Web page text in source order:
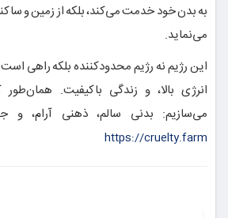
به بدن خود خدمت می‌کند، بلکه از زمین و
می‌نماید.
این رژیم نه رژیم محدودکننده بلکه راهی
انرژی بالا، و زندگی باکیفیت.
می‌سازیم: بدنی سالم، ذهنی آرام، و
https://cruelty.farm